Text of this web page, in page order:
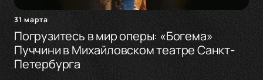
31 марта
Погрузитесь в мир оперы: «Богема»
Пуччини в Михайловском театре Санкт-
Петербурга